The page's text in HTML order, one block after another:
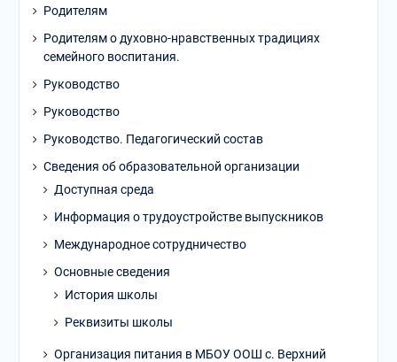
Родителям
Родителям о духовно-нравственных традициях
семейного воспитания.
Руководство
Руководство
Руководство. Педагогический состав
Сведения об образовательной организации
Доступная среда
Информация о трудоустройстве выпускников
Международное сотрудничество
Основные сведения
История школы
Реквизиты школы
Организация питания в МБОУ ООШ с. Верхний